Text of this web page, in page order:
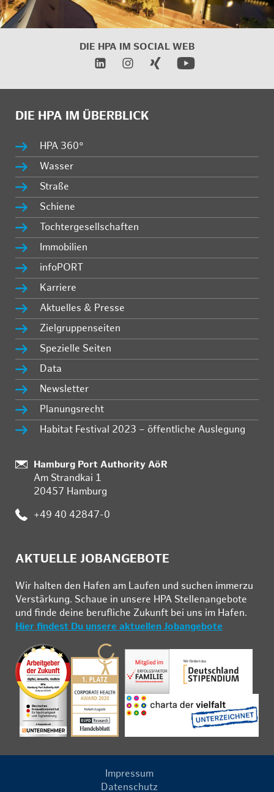
DIE HPA IM SOCIAL WEB
DIE HPA IM ÜBERBLICK
HPA 360°
Wasser
Straße
Schiene
Tochtergesellschaften
Immobilien
infoPORT
Karriere
Aktuelles & Presse
Zielgruppenseiten
Spezielle Seiten
Data
Newsletter
Planungsrecht
Habitat Festival 2023 – öffentliche Auslegung
:
Hamburg Port Authority AöR
Am Strandkai 1
20457 Hamburg
: +49 40 42847-0
AKTUELLE JOBANGEBOTE
Wir hal­ten den Ha­fen am Lau­fen und su­chen im­mer­zu
Ver­stär­kung. Schau­e in un­se­re HPA Stel­len­an­ge­bo­te
und fin­de deine be­ruf­li­che Zu­kunft bei uns im Ha­fen.
Hier findest Du unsere aktuellen Jobangebote
Impressum
Datenschutz